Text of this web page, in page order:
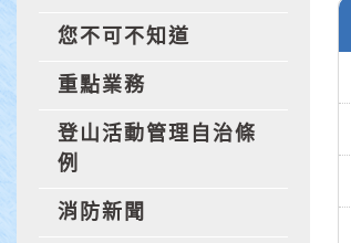
您不可不知道
重點業務
登山活動管理自治條
例
消防新聞